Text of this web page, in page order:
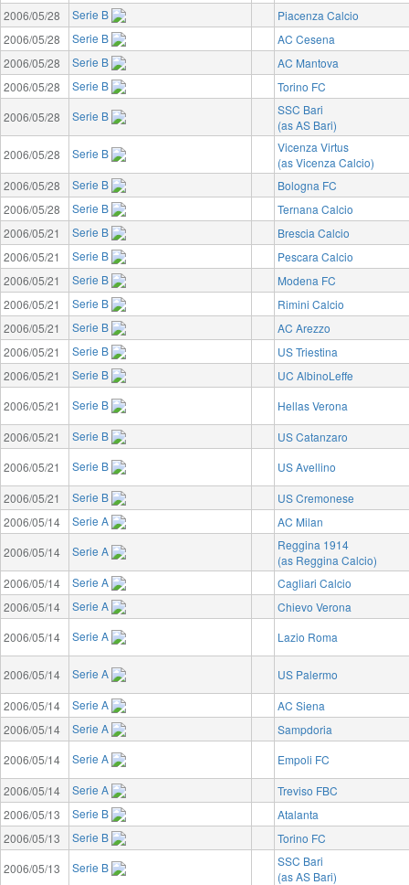
2006/05/28
Serie B
Piacenza Calcio
2006/05/28
Serie B
AC Cesena
2006/05/28
Serie B
AC Mantova
2006/05/28
Serie B
Torino FC
2006/05/28
Serie B
SSC Bari
(as AS Bari)
2006/05/28
Serie B
Vicenza Virtus
(as Vicenza Calcio)
2006/05/28
Serie B
Bologna FC
2006/05/28
Serie B
Ternana Calcio
2006/05/21
Serie B
Brescia Calcio
2006/05/21
Serie B
Pescara Calcio
2006/05/21
Serie B
Modena FC
2006/05/21
Serie B
Rimini Calcio
2006/05/21
Serie B
AC Arezzo
2006/05/21
Serie B
US Triestina
2006/05/21
Serie B
UC AlbinoLeffe
2006/05/21
Serie B
Hellas Verona
2006/05/21
Serie B
US Catanzaro
2006/05/21
Serie B
US Avellino
2006/05/21
Serie B
US Cremonese
2006/05/14
Serie A
AC Milan
2006/05/14
Serie A
Reggina 1914
(as Reggina Calcio)
2006/05/14
Serie A
Cagliari Calcio
2006/05/14
Serie A
Chievo Verona
2006/05/14
Serie A Lazio Roma
2006/05/14 Serie A
US Palermo
2006/05/14
Serie A
AC Siena
2006/05/14
Serie A
Sampdoria
2006/05/14
Serie A
Empoli FC
2006/05/14
Serie A
Treviso FBC
2006/05/13
Serie B
Atalanta
2006/05/13
Serie B
Torino FC
2006/05/13
Serie B
SSC Bari
(as AS Bari)